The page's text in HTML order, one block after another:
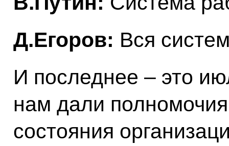
Д.Егоров: Вся
И последнее – это
нам дали
состояния